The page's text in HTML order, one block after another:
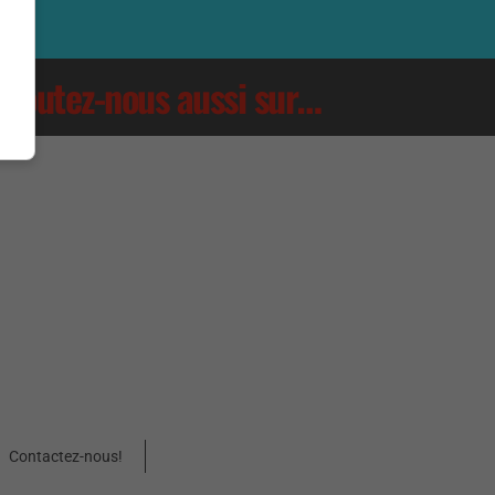
Écoutez-nous aussi sur…
Contactez-nous!